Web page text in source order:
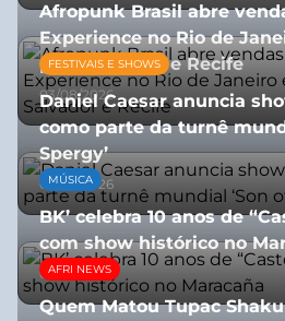
Afropunk Brasil abre
Experience no Rio de
para Salvador e Recife
03/08/2026
FESTIVAIS E SHOWS
Daniel Caesar anuncia
como parte da turnê
Spergy’
05/08/2026
MÚSICA
BK’ celebra 10 anos de
com show histórico no
06/08/2026
AFRI NEWS
Quem Matou Tupac